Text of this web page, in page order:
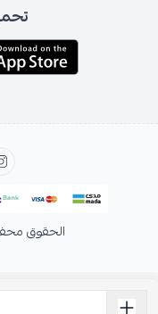
الحقوق